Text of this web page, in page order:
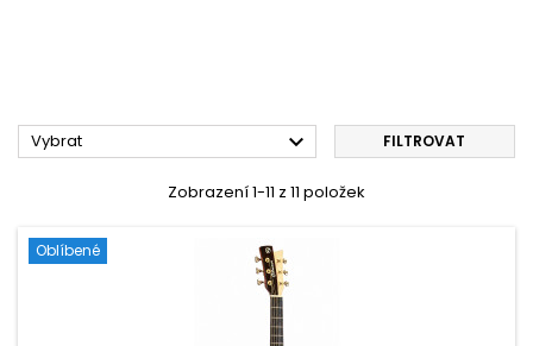
Vybrat  FILTROVAT
Zobrazení 1-11 z 11 položek
Oblíbené